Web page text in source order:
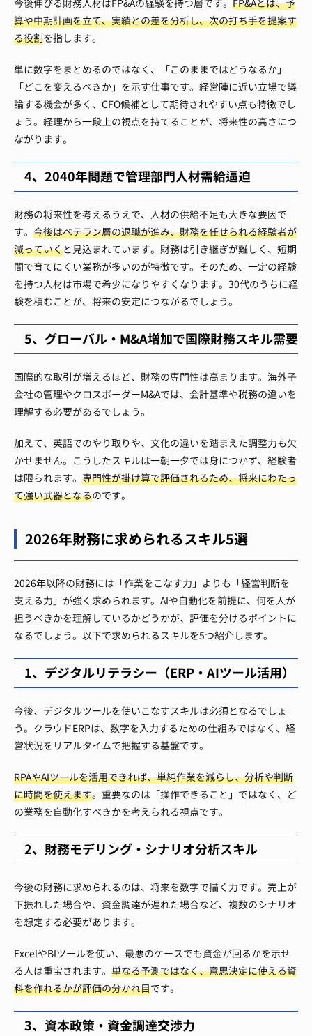
今後伸びる財務人材はFP&Aの経験を持つ層です。 FP&Aとは、予
算や中期計画を立て、実績との差を分析し、次の打ち手を提案す
る役割を指します。
単に数字をまとめるのではなく、「このままではどうなるか」
「どこを変えるべきか」を示す仕事です。経営陣に近い立場で議
論する機会が多く、CFO候補として期待されやすい点も特徴でし
ょう。経理から一段上の視点を持てることが、将来性の高さにつ
ながります。
4、2040年問題で管理部門人材需給逼迫
財務の将来性を考えるうえで、人材の供給不足も大きな要因で
す。 今後はベテラン層の退職が進み、財務を任せられる経験者が
減っていくと見込まれています。財務は引き継ぎが難しく、短期
間で育てにくい業務が多いのが特徴です。そのため、一定の経験
を持つ人材は市場で希少になりやすくなります。30代のうちに経
験を積むことが、将来の安定につながるでしょう。
5、グローバル・M&A増加で国際財務スキル需要
​国際的な取引が増えるほど、財務の専門性は高まります。海外子
会社の管理やクロスボーダーM&Aでは、会計基準や税務の違いを
理解する必要があるでしょう。
加えて、英語でのやり取りや、文化の違いを踏まえた調整力も欠
かせません。こうしたスキルは一朝一夕では身につかず、経験者
は限られます。 専門性が掛け算で評価されるため、将来にわたっ
て強い武器となるのです。
2026年財務に求められるスキル5選
2026年以降の財務には「作業をこなす力」よりも「経営判断を
支える力」が強く求められます。AIや自動化を前提に、何を人が
担うべきかを理解しているかどうかが、評価を分けるポイントに
なるでしょう。以下で求められるスキルを5つ紹介します。
1、デジタルリテラシー（ERP・AIツール活用）
今後、デジタルツールを使いこなすスキルは必須となるでしょ
う。クラウドERPは、数字を入力するための仕組みではなく、経
営状況をリアルタイムで把握する基盤です。
RPAやAIツールを活用できれば、単純作業を減らし、分析や判断
に時間を使えます。重要なのは「操作できること」ではなく、ど
の業務を自動化すべきかを考えられる視点です。
2、財務モデリング・シナリオ分析スキル
今後の財務に求められるのは、将来を数字で描く力です。売上が
下振れした場合や、資金調達が遅れた場合など、複数のシナリオ
を想定する必要があります。
ExcelやBIツールを使い、最悪のケースでも資金が回るかを示せ
る人は重宝されます。 単なる予測ではなく、意思決定に使える資
料を作れるかが評価の分かれ目です。
3、資本政策・資金調達交渉力